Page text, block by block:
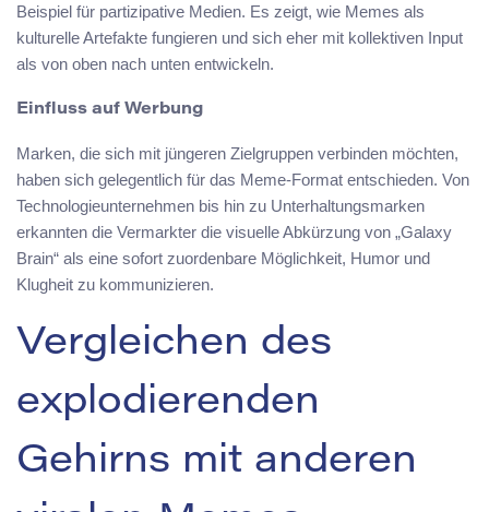
Beispiel für partizipative Medien. Es zeigt, wie Memes als
kulturelle Artefakte fungieren und sich eher mit kollektiven Input
als von oben nach unten entwickeln.
Einfluss auf Werbung
Marken, die sich mit jüngeren Zielgruppen verbinden möchten,
haben sich gelegentlich für das Meme-Format entschieden. Von
Technologieunternehmen bis hin zu Unterhaltungsmarken
erkannten die Vermarkter die visuelle Abkürzung von „Galaxy
Brain“ als eine sofort zuordenbare Möglichkeit, Humor und
Klugheit zu kommunizieren.
Vergleichen des
explodierenden
Gehirns mit anderen